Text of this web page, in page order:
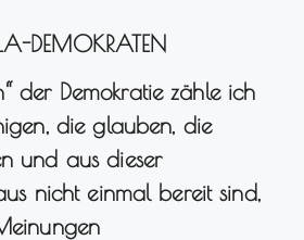
DEMOKRATEN
der Demokratie zähle ich
die glauben, die
und aus dieser
nicht einmal bereit sind,